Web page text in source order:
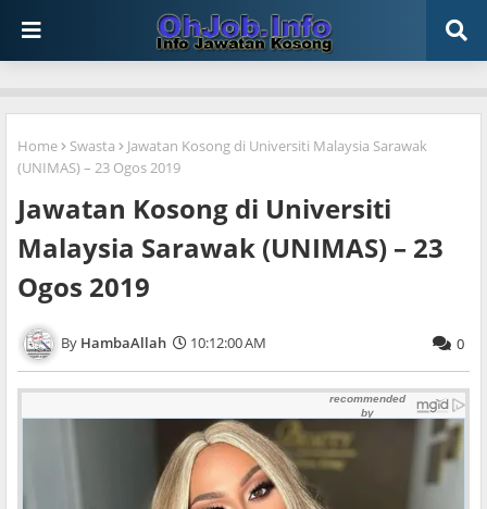
Home Swasta
Jawatan Kosong di Universiti Malaysia Sarawak
(UNIMAS) – 23 Ogos 2019
Jawatan Kosong di Universiti
Malaysia Sarawak (UNIMAS) – 23
Ogos 2019
HambaAllah 10:12:00 AM 0